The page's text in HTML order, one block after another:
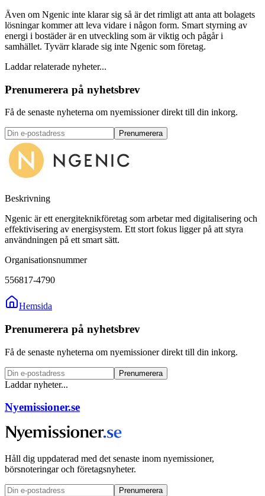
Även om Ngenic inte klarar sig så är det rimligt att anta att bolagets
lösningar kommer att leva vidare i någon form. Smart styrning av
energi i bostäder är en utveckling som är viktig och pågår i
samhället. Tyvärr klarade sig inte Ngenic som företag.
Laddar relaterade nyheter...
Prenumerera på nyhetsbrev
Få de senaste nyheterna om nyemissioner direkt till din inkorg.
Prenumerera
Beskrivning
Ngenic är ett energiteknikföretag som arbetar med digitalisering och
effektivisering av energisystem. Ett stort fokus ligger på att styra
användningen på ett smart sätt.
Organisationsnummer
556817-4790
Hemsida
Prenumerera på nyhetsbrev
Få de senaste nyheterna om nyemissioner direkt till din inkorg.
Prenumerera
Laddar nyheter...
Nyemissioner.se
Håll dig uppdaterad med det senaste inom nyemissioner,
börsnoteringar och företagsnyheter.
Prenumerera